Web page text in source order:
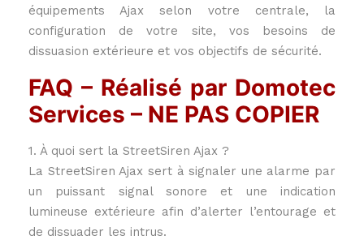
équipements Ajax selon votre centrale, la
configuration de votre site, vos besoins de
dissuasion extérieure et vos objectifs de sécurité.
FAQ – Réalisé par Domotec
Services – NE PAS COPIER
1. À quoi sert la StreetSiren Ajax ?
La StreetSiren Ajax sert à signaler une alarme par
un puissant signal sonore et une indication
lumineuse extérieure afin d’alerter l’entourage et
de dissuader les intrus.